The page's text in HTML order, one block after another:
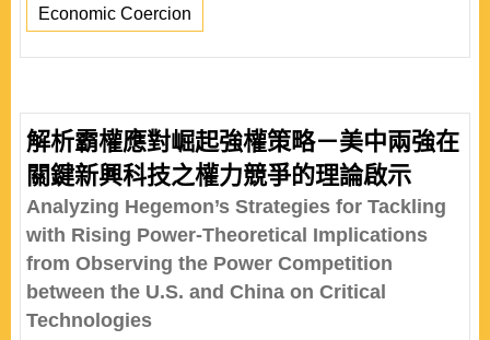
Economic Coercion
解析霸權應對崛起強權策略－美中兩強在
關鍵新興科技之權力競爭的理論啟示
Analyzing Hegemon’s Strategies for Tackling
with Rising Power-Theoretical Implications
from Observing the Power Competition
between the U.S. and China on Critical
Technologies